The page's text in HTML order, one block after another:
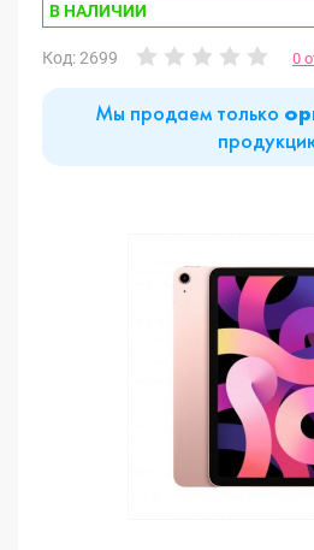
В НАЛИЧИИ
Код: 2699 0
Мы продаем только